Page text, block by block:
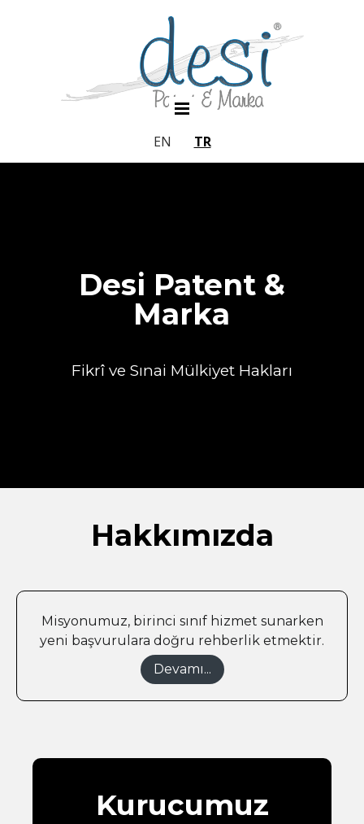
EN TR
Desi Patent &
Marka
Fikrî ve Sınai Mülkiyet Hakları
Hakkımızda
Misyonumuz, birinci sınıf hizmet sunarken
yeni başvurulara doğru rehberlik etmektir.
Devamı...
Kurucumuz